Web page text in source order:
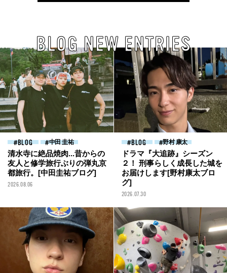
BLOG NEW ENTRIES
BLOG 中田 圭祐
清水寺に絶品焼肉...昔からの
友人と修学旅行ぶりの弾丸京
都旅行。[中田圭祐ブログ]
2026.08.06
BLOG 野村 康太
ドラマ『大追跡』シーズン
２！ 刑事らしく成長した城を
お届けします[野村康太ブロ
グ]
2026.07.30